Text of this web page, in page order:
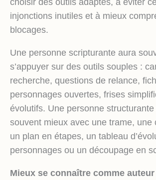
choisir des outils adaptés, à éviter
injonctions inutiles et à mieux
blocages.
Une personne scripturante aura
s’appuyer sur des outils souples :
recherche, questions de relance,
personnages ouvertes, frises
évolutifs. Une personne
souvent mieux avec une trame, une
un plan en étapes, un tableau
personnages ou un découpage en
Mieux se connaître comme